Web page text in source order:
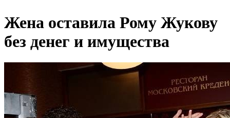
Жена оставила Рому Жукову
без денег и имущества